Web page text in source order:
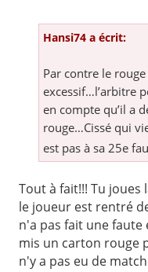
Hansi74 a écrit:
Par contre le
excessif…l’arbitre
en compte qu’il a
rouge…Cissé qui
est pas à sa 25e
Tout à fait!!! Tu joues
le joueur est rentré
n'a pas fait une faute
mis un carton rouge
n'y a pas eu de